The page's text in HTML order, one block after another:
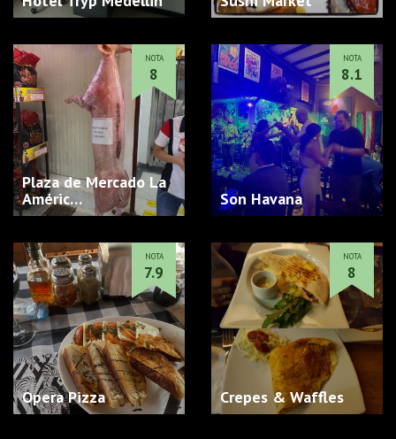
Plaza de Mercado La
Améric…
NOTA
8
Son Havana
NOTA
8.1
Opera Pizza
NOTA
7.9
Crepes & Waffles
NOTA
8